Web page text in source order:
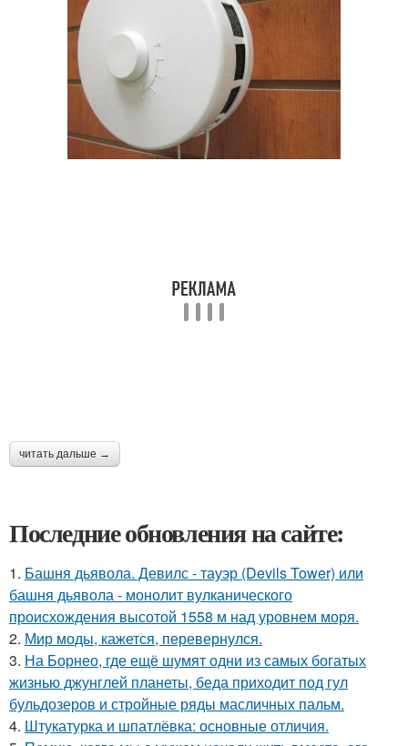
читать дальше →
Последние обновления на сайте:
1. Башня дьявола. Девилс - тауэр (Devils Tower) или
башня дьявола - монолит вулканического
происхождения высотой 1558 м над уровнем моря.
2. Мир моды, кажется, перевернулся.
3. На Борнео, где ещё шумят одни из самых богатых
жизнью джунглей планеты, беда приходит под гул
бульдозеров и стройные ряды масличных пальм.
4. Штукатурка и шпатлёвка: основные отличия.